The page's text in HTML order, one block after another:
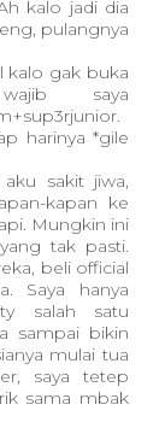
kalo jadi dia
pulangnya
kalo gak buka
saya
harinya *gile
sakit jiwa,
kapan ke
Mungkin ini
tak pasti.
beli official
Saya hanya
salah satu
sampai bikin
mulai tua
saya tetep
sama mbak